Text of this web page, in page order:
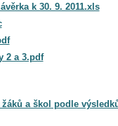
k 30. 9. 2011.xls
2 a 3.pdf
a škol podle